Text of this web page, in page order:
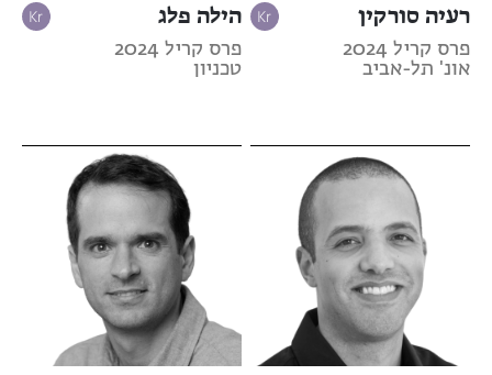
רעיה סורקין
פרס קריל 2024
אונ' תל-אביב
הילה פלג
פרס קריל 2024
טכניון